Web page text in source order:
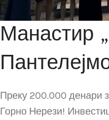
Манастир
Преку 200.000 денари
Горно Нерези!